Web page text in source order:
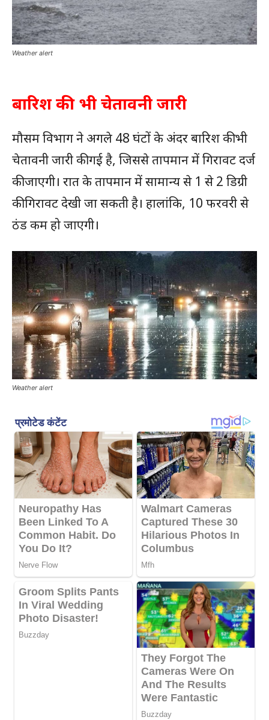
Weather alert
बारिश की भी चेतावनी जारी
मौसम विभाग ने अगले 48 घंटों के अंदर बारिश की भी
चेतावनी जारी की गई है, जिससे तापमान में गिरावट दर्ज
की जाएगी। रात के तापमान में सामान्य से 1 से 2 डिग्री
की गिरावट देखी जा सकती है। हालांकि, 10 फरवरी से
ठंड कम हो जाएगी।
Weather alert